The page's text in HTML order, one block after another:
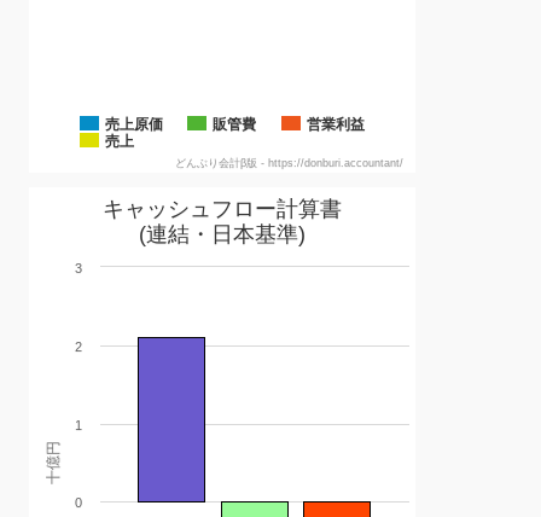
売上原価 販管費
営業利益
売上
どんぶり会計β版 - https://donburi.accountant/
十億円
キャッシュフロー計算書
(連結・日本基準)
0
1
2
3